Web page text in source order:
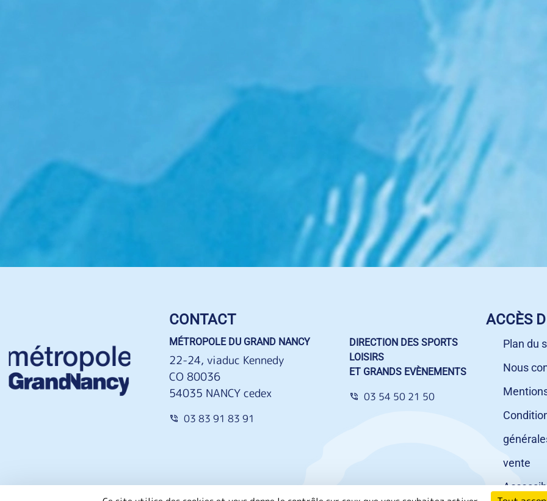
CONTACT
MÉTROPOLE DU GRAND NANCY
22-24, viaduc Kennedy
CO 80036
54035 NANCY cedex
03 83 91 83 91
DIRECTION DES SPORTS
LOISIRS
ET GRANDS EVÈNEMENTS
03 54 50 21 50
ACCÈS
Plan du
Nous
vente